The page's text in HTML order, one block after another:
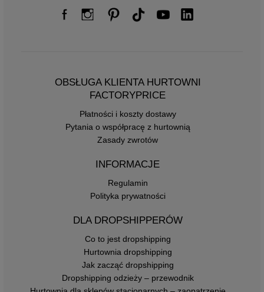
OBSŁUGA KLIENTA HURTOWNI
FACTORYPRICE
Płatności i koszty dostawy
Pytania o współpracę z hurtownią
Zasady zwrotów
INFORMACJE
Regulamin
Polityka prywatności
DLA DROPSHIPPERÓW
Co to jest dropshipping
Hurtownia dropshipping
Jak zacząć dropshipping
Dropshipping odzieży – przewodnik